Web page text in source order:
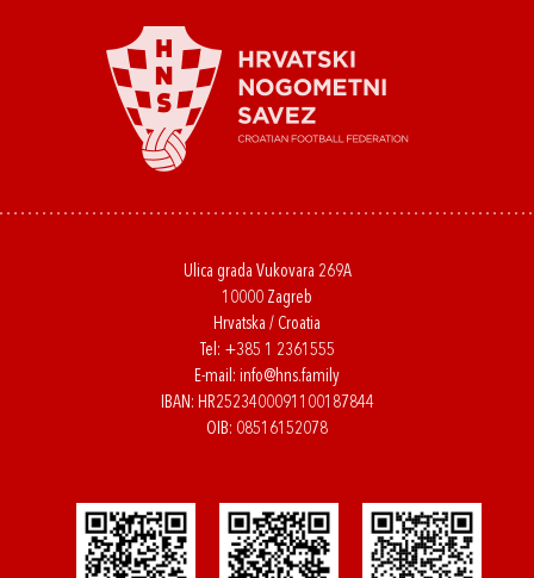
Ulica grada Vukovara 269A
10000 Zagreb
Hrvatska / Croatia
Tel: +385 1 2361555
E-mail: info@hns.family
IBAN: HR2523400091100187844
OIB: 08516152078